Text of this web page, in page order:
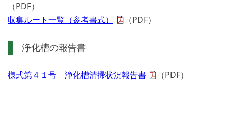
（PDF）
収集ルート一覧（参考書式）
（PDF）
浄化槽の報告書
様式第４１号 浄化槽清掃状況報告書 （PDF）